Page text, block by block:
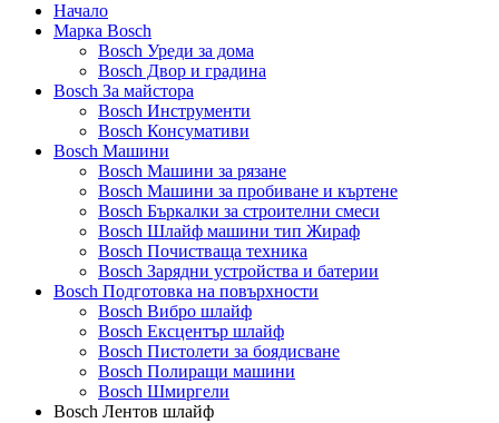
Начало
Марка Bosch
Bosch Уреди за дома
Bosch Двор и градина
Bosch За майстора
Bosch Инструменти
Bosch Консумативи
Bosch Машини
Bosch Машини за рязане
Bosch Машини за пробиване и къртене
Bosch Бъркалки за строителни смеси
Bosch Шлайф машини тип Жираф
Bosch Почистваща техника
Bosch Зарядни устройства и батерии
Bosch Подготовка на повърхности
Bosch Вибро шлайф
Bosch Ексцентър шлайф
Bosch Пистолети за боядисване
Bosch Полиращи машини
Bosch Шмиргели
Bosch Лентов шлайф